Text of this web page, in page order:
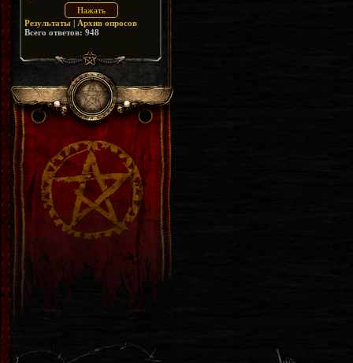
Результаты | Архив опросов
Всего ответов: 948